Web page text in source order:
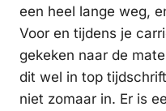
een heel lange weg,
Voor en tijdens je
gekeken naar de
dit wel in top
niet zomaar in. Er is